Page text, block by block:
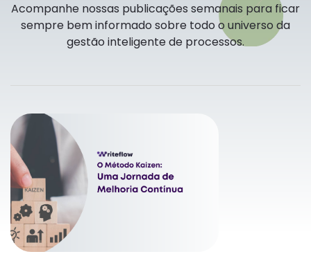
Acompanhe nossas publicações semanais para ficar
sempre bem informado sobre todo o universo da
gestão inteligente de processos.